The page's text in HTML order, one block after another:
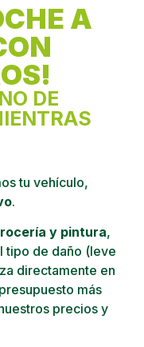
A
DE
tu vehículo,
.
y pintura,
tipo de daño (leve
directamente en
más
precios y